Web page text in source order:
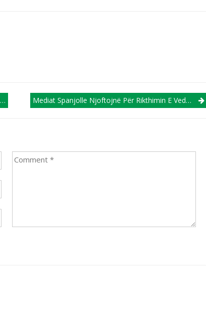
Mediat Spanjolle Njoftojnë Për Rikthimin E Vedat Muriqit Në Fushat E Futbollit!